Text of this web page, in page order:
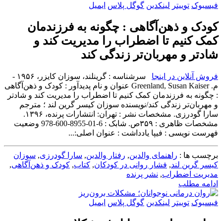
فیسبوک توییتر لینکدین گوگل پلاس ایمیل
کودک و ذهن‌آگاهی : چگونه به فرزندمان
کمک کنیم تا اضطراب را مدیریت کند و
شادتر و مهربان‌تر زندگی کند
فروش آنلاین در اینجا
سرشناسه : گرینلند، سوزان کایزر، ‏‫۱۹۵۶ -
م.‏‬ Greenland, Susan Kaiser ‏عنوان و نام پديدآور : کودک و ذهن‌آگاهی
: چگونه به فرزندمان کمک کنیم تا اضطراب را مدیریت کند و شادتر
و مهربان‌تر زندگی کند/نویسنده سوزان کیسر گرین لند ؛ مترجم
‏مشخصات ظاهری : ‏‫۳۵۹ص.‬ ‏شابک : ‭978-600-8955-01-6‬ ‏وضعیت
فهرست نویسی : فیپا ‏يادداشت : ‏‫عنوان اصلی:...
برچسب ها : راهنمای والدین, رفتار والدین, سارا گودرزی, سوزان
کیسر گرین لند, فشار روانی در کودکان, کتاب, کودک و ذهن‌آگاهی,
مدیریت اضطراب, نشر پرنده
ادامه مطلب
فیسبوک توییتر لینکدین گوگل پلاس ایمیل